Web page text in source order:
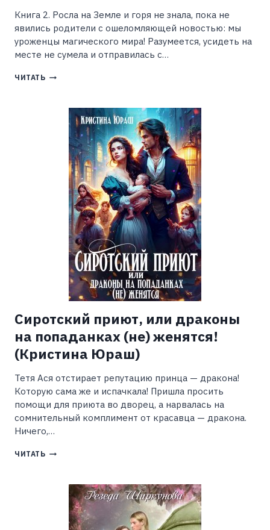
Книга 2. Росла на Земле и горя не знала, пока не
явились родители с ошеломляющей новостью: мы
уроженцы магического мира! Разумеется, усидеть на
месте не сумела и отправилась с…
ЧИТАТЬ ПРИКЛЮЧЕНИЯ
(АНАСТАСИЯ
ЗВАРИЧ)
Сиротский приют, или драконы
на попаданках (не) женятся!
(Кристина Юраш)
Тетя Ася отстирает репутацию принца — дракона!
Которую сама же и испачкала! Пришла просить
помощи для приюта во дворец, а нарвалась на
сомнительный комплимент от красавца — дракона.
Ничего,…
ЧИТАТЬ СИРОТСКИЙ
ДРАКОНЫ
ПОПАДАНКАХ
ЖЕНЯТСЯ!